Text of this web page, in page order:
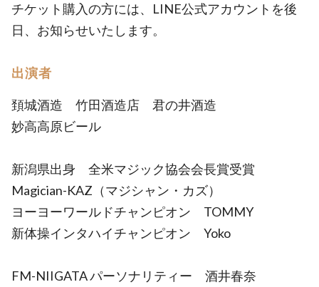
チケット購入の方には、LINE公式アカウントを後
日、お知らせいたします。
出演者
頚城酒造 竹田酒造店 君の井酒造
妙高高原ビール
新潟県出身 全米マジック協会会長賞受賞
Magician-KAZ（マジシャン・カズ）
ヨーヨーワールドチャンピオン TOMMY
新体操インタハイチャンピオン Yoko
FM-NIIGATA パーソナリティー 酒井春奈